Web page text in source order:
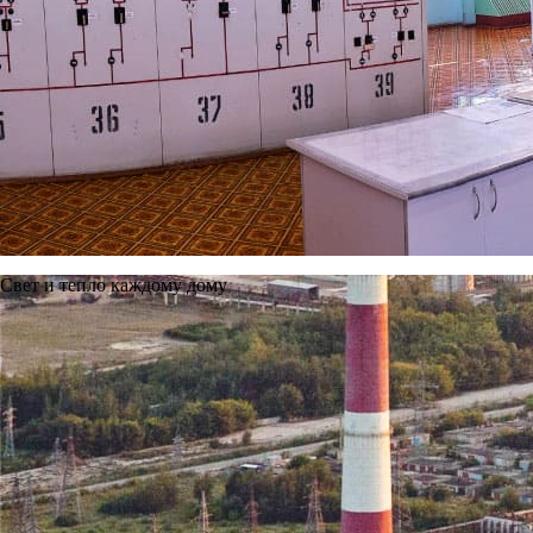
Свет и тепло каждому дому
+7 (4912) 24-13-61
+7 (4912) 24-13-62
Copyright © 2011—2026, Ново-Рязанская ТЭЦ.
Рязанский филиал.
Все права защищены.
Политика защиты и обработки персональных данных
Карта сайта